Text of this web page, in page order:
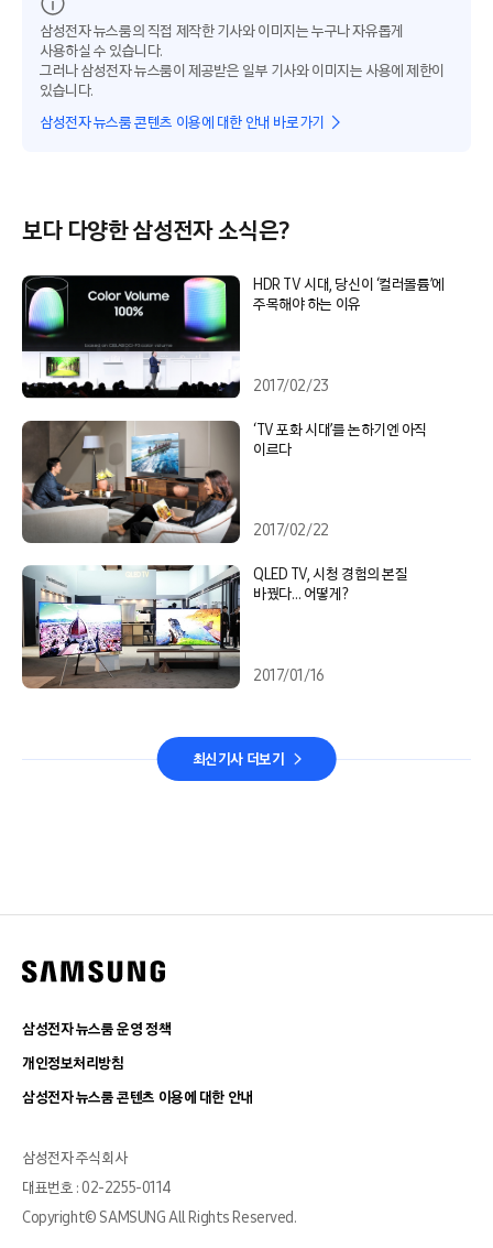
삼성전자 뉴스룸의 직접 제작한 기사와 이미지는 누구나 자유롭게
사용하실 수 있습니다.
그러나 삼성전자 뉴스룸이 제공받은 일부 기사와 이미지는 사용에 제한이
있습니다.
삼성전자 뉴스룸 콘텐츠 이용에 대한 안내 바로가기
보다 다양한 삼성전자 소식은?
HDR TV 시대, 당신이 ‘컬러볼륨’에
주목해야 하는 이유
2017/02/23
‘TV 포화 시대’를 논하기엔 아직
이르다
2017/02/22
QLED TV, 시청 경험의 본질
바꿨다… 어떻게?
2017/01/16
최신기사 더보기
삼성전자 뉴스룸 운영 정책
개인정보처리방침
삼성전자 뉴스룸 콘텐츠 이용에 대한 안내
삼성전자 주식회사
대표번호 : 02-2255-0114
Copyright© SAMSUNG All Rights Reserved.